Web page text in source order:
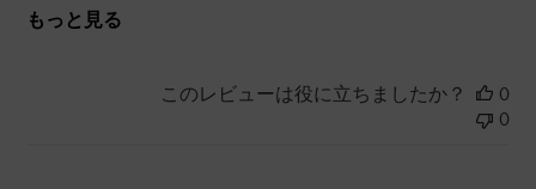
もっと見る
このレビューは役に立ちましたか？
0
0